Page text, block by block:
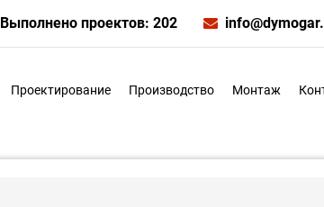
Выполнено проектов: 202
Проектирование Производство Монтаж